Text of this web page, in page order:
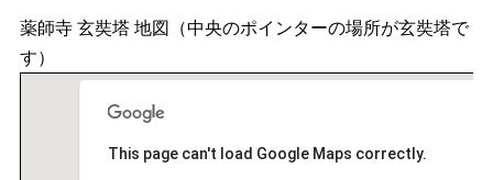
薬師寺 玄奘塔 地図（中央のポインターの場所が玄奘塔で
す）
This page can't load Google Maps correctly.